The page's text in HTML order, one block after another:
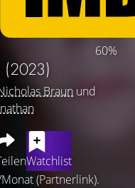
60%
(2023)
Braun und
Watchlist
(Partnerlink).